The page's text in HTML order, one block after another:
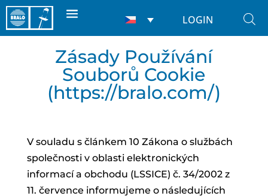
LOGIN
Zásady Používání
Souborů Cookie
(https://bralo.com/)
V souladu s článkem 10 Zákona o službách
společnosti v oblasti elektronických
informací a obchodu (LSSICE) č. 34/2002 z
11. července informujeme o následujících